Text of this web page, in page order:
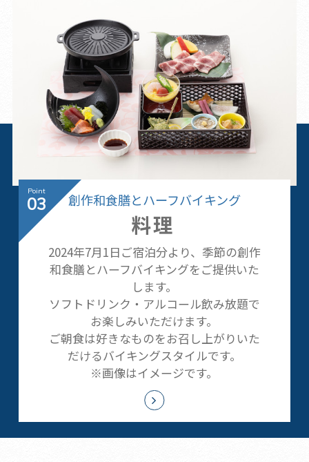
03 創作和食膳とハーフバイキング
料理
2024年7月1日ご宿泊分より、季節の創作
和食膳とハーフバイキングをご提供いた
します。
ソフトドリンク・アルコール飲み放題で
お楽しみいただけます。
ご朝食は好きなものをお召し上がりいた
だけるバイキングスタイルです。
※画像はイメージです。